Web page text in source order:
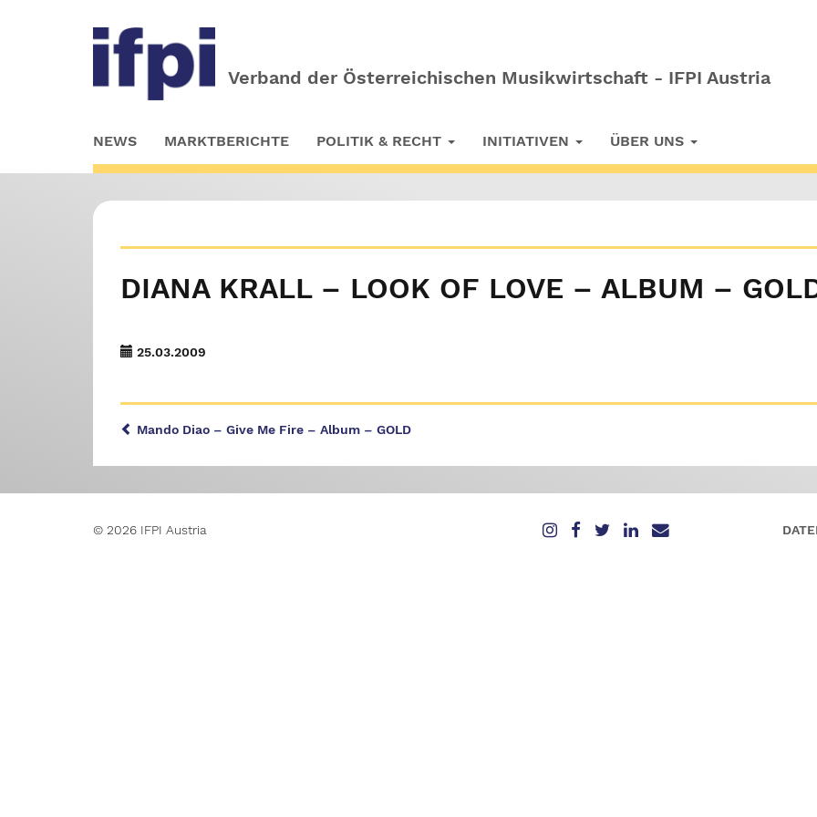
Verband der Österreichischen Musikwirtschaft - IFPI Austria
to
main
NEWS MARKTBERICHTE POLITIK & RECHT INITIATIVEN ÜBER UNS
DIANA KRALL – LOOK OF LOVE – ALBUM –
25.03.2009
Mando Diao – Give Me Fire – Album – GOLD
© 2026 IFPI Austria